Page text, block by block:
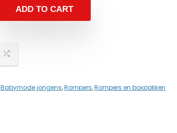
ADD TO CART
Babymode jongens,Rompers,Rompers en boxpakken